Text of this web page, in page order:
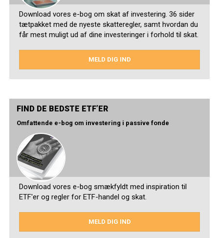
Download vores e-bog om skat af investering. 36 sider
tætpakket med de nyeste skatteregler, samt hvordan du
får mest muligt ud af dine investeringer i forhold til skat.
MELD DIG IND
FIND DE BEDSTE ETF’ER
Omfattende e-bog om investering i passive fonde
Download vores e-bog smækfyldt med inspiration til
ETF'er og regler for ETF-handel og skat.
MELD DIG IND